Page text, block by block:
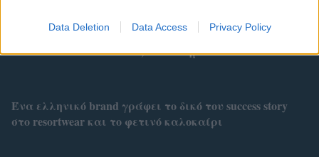
Data Deletion Data Access Privacy Policy
Τhe Art of Sizing: Ένα ελληνικό brand με μαγιό κάνει
το «one size» και το στυλ, ταυτόσημα
Ένα ελληνικό brand γράφει το δικό του success story
στο resortwear και το φετινό καλοκαίρι